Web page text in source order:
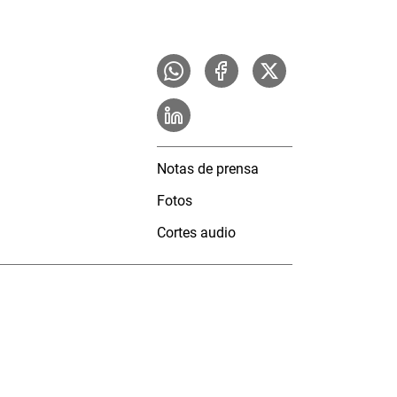
Notas de prensa
Fotos
Cortes audio